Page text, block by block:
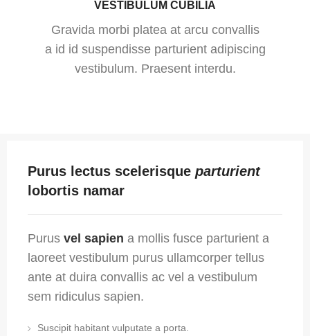
VESTIBULUM CUBILIA
Gravida morbi platea at arcu convallis
a id id suspendisse parturient adipiscing
vestibulum. Praesent interdu.
Purus lectus scelerisque parturient
lobortis namar
Purus vel sapien a mollis fusce parturient a
laoreet vestibulum purus ullamcorper tellus
ante at duira convallis ac vel a vestibulum
sem ridiculus sapien.
Suscipit habitant vulputate a porta.